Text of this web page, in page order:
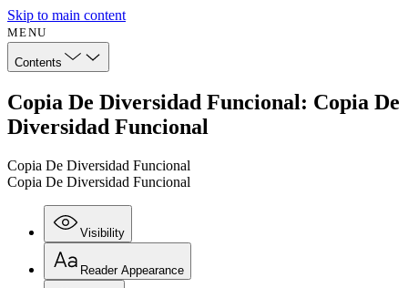
Skip to main content
MENU
Contents
Copia De Diversidad Funcional: Copia De
Diversidad Funcional
Copia De Diversidad Funcional
Copia De Diversidad Funcional
Visibility
Reader Appearance